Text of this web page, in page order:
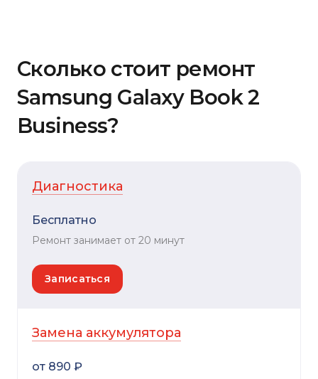
Сколько стоит ремонт
Samsung Galaxy Book 2
Business?
Диагностика
Бесплатно
Ремонт занимает от 20 минут
Записаться
Замена аккумулятора
от 890 ₽